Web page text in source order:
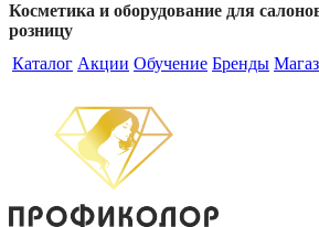
Косметика и оборудование для
розницу
Каталог Акции Обучение Бренды